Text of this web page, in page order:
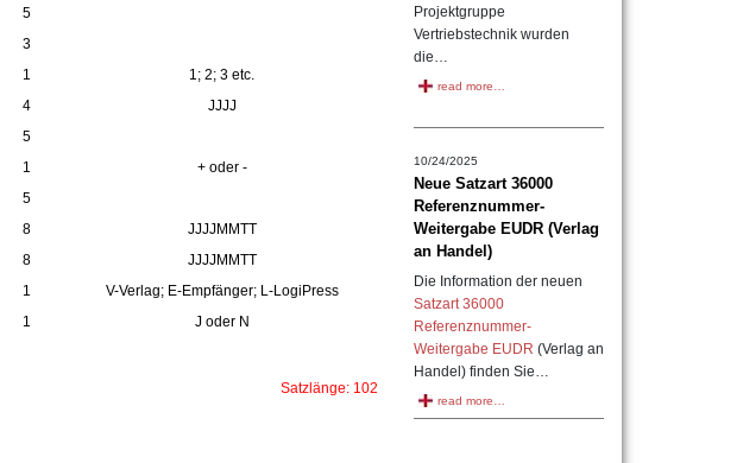
5
3
1
1; 2; 3 etc.
4
JJJJ
5
1
+ oder -
5
8
JJJJMMTT
8
JJJJMMTT
1
V-Verlag; E-Empfänger; L-LogiPress
1 J oder N
Satzlänge: 102
Projektgruppe
Vertriebstechnik wurden
die…
read more…
10/24/2025
Neue Satzart 36000
Referenznummer-
Weitergabe EUDR (Verlag
an Handel)
Die Information der neuen
Satzart 36000
Referenznummer-
Weitergabe EUDR (Verlag an
Handel) finden Sie…
read more…